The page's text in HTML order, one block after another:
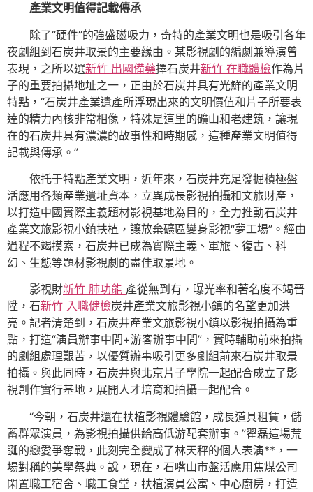
產業文明值得記載傳承
除了“硬件”的強盛磁吸力，奇特的產業文明也是吸引各年
夜劇組到石炭井取景的主要緣由。某影視劇的編劇兼導演曾
表現，之所以選新竹 出國備藥擇石炭井新竹 在職體檢作為片
子的重要拍攝地址之一，正由於石炭井具有光鮮的產業文明
特點，“石炭井產業遺產所浮現出來的文明價值和片子所要表
達的精力內核非常相像，特殊是這里的礦山和老建筑，讓現
在的石炭井具有濃濃的故事性和時期感，這種產業文明值得
記載與傳承。”
依托于特點產業文明，近年來，石炭井充足發掘積極盤
活應用各類產業遺址資本，立異成長影視拍攝和文旅財產，
以打造中國實際主義題材影視基地為目的，全力推動石炭井
產業文旅影視小鎮扶植，讓放棄礦區變身影視“夢工場”。經由
過程不竭摸索，石炭井已成為實際主義、軍旅、復古、科
幻、生態等題材影視劇的盡佳取景地。
影視財新竹 肺功能 產從無到有，曝光率和著名度不竭晉
陞，石新竹 入職健檢炭井產業文旅影視小鎮的名望更加洪
亮。記者清楚到，石炭井產業文旅影視小鎮以影視拍攝為重
點，打造“演員辦事中間+游客辦事中間”，實時輔助前來拍攝
的劇組處理艱苦，以優質辦事吸引更多劇組前來石炭井取景
拍攝。與此同時，石炭井與北京片子學院一起配合成立了影
視創作實行基地，展開人才培育和拍攝一起配合。
“今朝，石炭井還在扶植影視體驗館，成長道具租賃，儲
蓄群眾演員，為影視拍攝供給高低游配套辦事。”翟磊這場荒
誕的戀愛爭奪戰，此刻完全變成了林天秤的個人表演**，一
場對稱的美學祭典。說，現在，石嘴山市盤活應用焦煤公司
閑置職工宿舍、職工食堂，扶植演員公寓、中心廚房，打造